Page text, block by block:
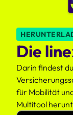
Die
Darin findest
für Mobilität
Multitool